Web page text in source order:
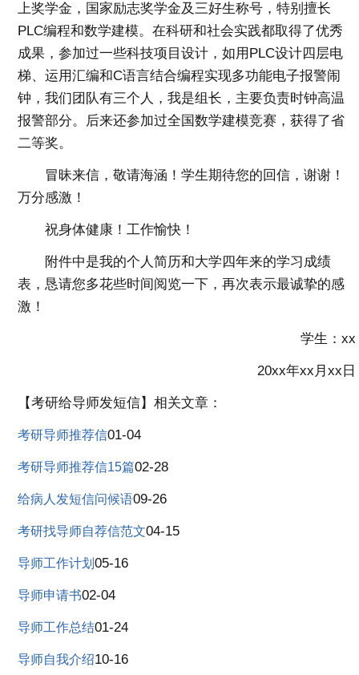
上奖学金，国家励志奖学金及三好生称号，特别擅长
PLC编程和数学建模。在科研和社会实践都取得了优秀
成果，参加过一些科技项目设计，如用PLC设计四层电
梯、运用汇编和C语言结合编程实现多功能电子报警闹
钟，我们团队有三个人，我是组长，主要负责时钟高温
报警部分。后来还参加过全国数学建模竞赛，获得了省
二等奖。
冒昧来信，敬请海涵！学生期待您的回信，谢谢！
万分感激！
祝身体健康！工作愉快！
附件中是我的个人简历和大学四年来的学习成绩
表，恳请您多花些时间阅览一下，再次表示最诚挚的感
激！
学生：xx
20xx年xx月xx日
【考研给导师发短信】相关文章：
考研导师推荐信01-04
考研导师推荐信15篇02-28
给病人发短信问候语09-26
考研找导师自荐信范文04-15
导师工作计划05-16
导师申请书02-04
导师工作总结01-24
导师自我介绍10-16